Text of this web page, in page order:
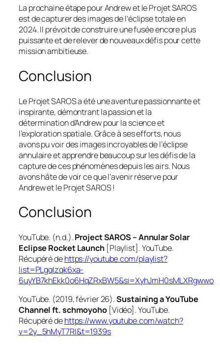
La prochaine étape pour Andrew et le Projet SAROS
est de capturer des images de l’éclipse totale en
2024. Il prévoit de construire une fusée encore plus
puissante et de relever de nouveaux défis pour cette
mission ambitieuse.
Conclusion
Le Projet SAROS a été une aventure passionnante et
inspirante, démontrant la passion et la
détermination d’Andrew pour la science et
l’exploration spatiale. Grâce à ses efforts, nous
avons pu voir des images incroyables de l’éclipse
annulaire et apprendre beaucoup sur les défis de la
capture de ces phénomènes depuis les airs. Nous
avons hâte de voir ce que l’avenir réserve pour
Andrew et le Projet SAROS !
Conclusion
YouTube. (n.d.).Project SAROS – Annular Solar
Eclipse Rocket Launch[Playlist]. YouTube.
Récupéré dehttps://youtube.com/playlist?
list=PLgqIzqk6xa-
6uyYB7khEkk0o6HqZRxBW5&si=XyhJmH0sMLXRgwwo
YouTube. (2019, février 26).Sustaining a YouTube
Channel ft. schmoyoho[Vidéo]. YouTube.
Récupéré dehttps://www.youtube.com/watch?
v=2y_5hMyT7RI&t=1939s